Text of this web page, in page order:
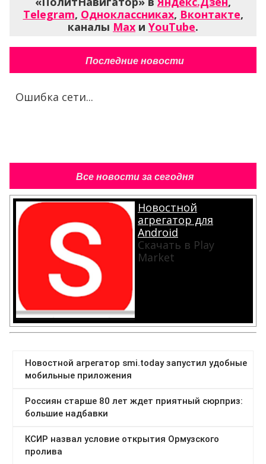
Telegram, Одноклассниках, Вконтакте,
каналы Max и YouTube.
Последние новости
Ошибка сети...
Все новости за сегодня
Новостной
агрегатор для
Android
Скачать в Play
Market